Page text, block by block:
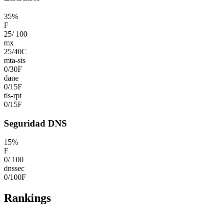
35%
F
25/ 100
mx
25/40C
mta-sts
0/30F
dane
0/15F
tls-rpt
0/15F
Seguridad DNS
15%
F
0/ 100
dnssec
0/100F
Rankings